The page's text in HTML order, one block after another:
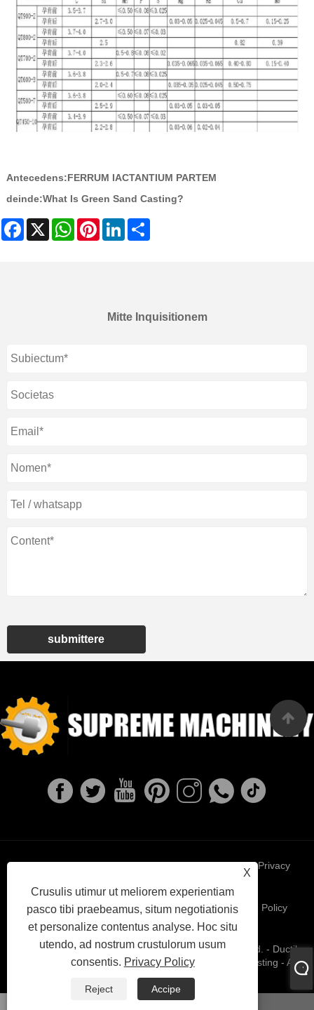
Antecedens:FERRUM IACTANTIUM PARTEM
deinde:What Is Green Sand Casting?
Facebook
X WhatsAppPinterestLinkedIn
Mitte Inquisitionem
submittere
X
Crusulis utimur ut meliorem experientiam
pasco tibi praebeamus, situm negotiationis
et personalize contentus analyse. Hoc situ
utendo, ad nostrum crustulorum usum
consentis. Privacy Policy
Reject
Accipe
Links Sitemap RSS XML Privacy
Policy
Copyright © MMXXII NingBo Summa Machinery Co., Ltd. - Ductile
Ferrum casting, investment casting, cinereo ferrum casting - All
rights reserved.